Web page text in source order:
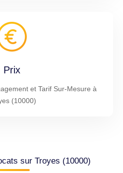
Prix
et Tarif Sur-Mesure à
(10000)
sur Troyes (10000)